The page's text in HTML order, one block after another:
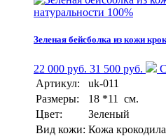
натуральности 100%
Зеленая бейсболка из кожи
22 000 руб. 31 500 руб.
Артикул:
uk-011
Размеры:
18 *11 см.
Цвет:
Зеленый
Вид кожи: Кожа крокодила